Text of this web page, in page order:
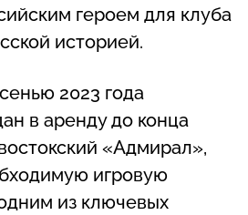
героем для клуба
историей.
2023 года
в аренду до конца
«Адмирал»,
игровую
из ключевых